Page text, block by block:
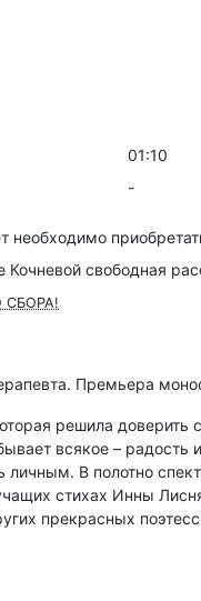
01:10
-
свободная
СБОРА!
Премьера
решила доверить
всякое – радость
личным. В полотно
стихах Инны
прекрасных